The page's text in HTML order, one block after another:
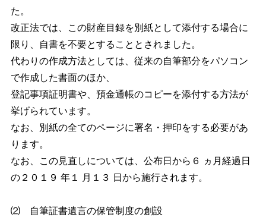
た。
改正法では、この財産目録を別紙として添付する場合に
限り、自書を不要とすることとされました。
代わりの作成方法としては、従来の自筆部分をパソコン
で作成した書面のほか、
登記事項証明書や、預金通帳のコピーを添付する方法が
挙げられています。
なお、別紙の全てのページに署名・押印をする必要があ
ります。
なお、この見直しについては、公布日から６ ヵ月経過日
の２０１９ 年１ 月１３ 日から施行されます。
⑵ 自筆証書遺言の保管制度の創設